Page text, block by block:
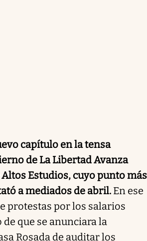
capítulo en la tensa
de La Libertad Avanza
Altos Estudios, cuyo punto más
a mediados de abril. En ese
protestas por los salarios
que se anunciara la
Rosada de auditar los